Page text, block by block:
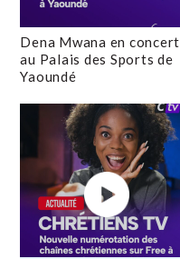
Dena Mwana en concert
au Palais des Sports de
Yaoundé